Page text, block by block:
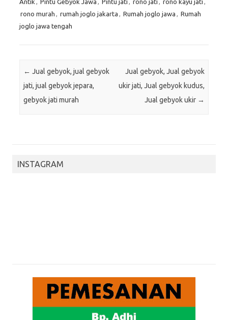
Antik , Pintu Gebyok Jawa , Pintu jati , rono jati , rono kayu jati ,
rono murah , rumah joglo jakarta , Rumah joglo jawa , Rumah
joglo jawa tengah
Post navigation
← Jual gebyok, jual gebyok
jati, jual gebyok jepara,
gebyok jati murah
Jual gebyok, Jual gebyok
ukir jati, Jual gebyok kudus,
Jual gebyok ukir →
INSTAGRAM